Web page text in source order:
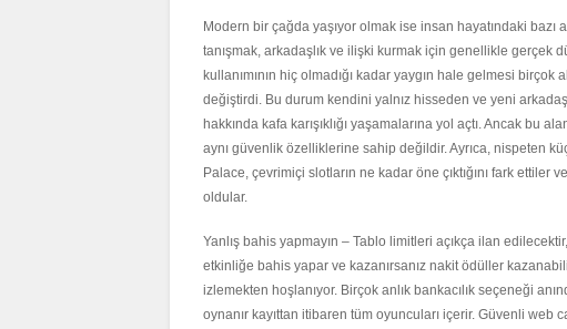
Modern bir çağda yaşıyor olmak ise insan hayatındaki bazı
tanışmak, arkadaşlık ve ilişki kurmak için genellikle gerçek
kullanımının hiç olmadığı kadar yaygın hale gelmesi birçok
değiştirdi. Bu durum kendini yalnız hisseden ve yeni
hakkında kafa karışıklığı yaşamalarına yol açtı. Ancak bu
aynı güvenlik özelliklerine sahip değildir. Ayrıca, nispeten
Palace, çevrimiçi slotların ne kadar öne çıktığını fark
oldular.
Yanlış bahis yapmayın – Tablo limitleri açıkça ilan
etkinliğe bahis yapar ve kazanırsanız nakit ödüller
izlemekten hoşlanıyor. Birçok anlık bankacılık seçeneği
oynanır kayıttan itibaren tüm oyuncuları içerir. Güvenli